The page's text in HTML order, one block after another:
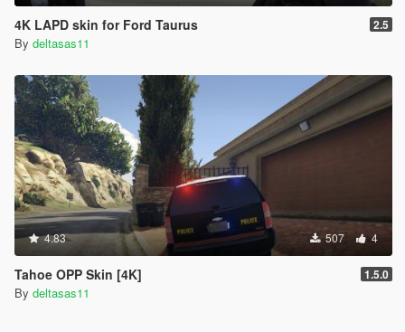
4K LAPD skin for Ford Taurus 2.5
By deltasas11
4.83 507 4
Tahoe OPP Skin [4K] 1.5.0
By deltasas11